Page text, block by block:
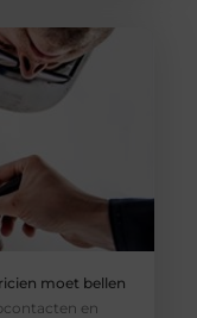
moet bellen
en